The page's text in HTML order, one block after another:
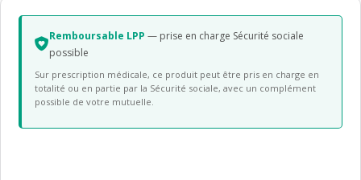
Remboursable LPP — prise en charge Sécurité sociale
possible
Sur prescription médicale, ce produit peut être pris en charge en
totalité ou en partie par la Sécurité sociale, avec un complément
possible de votre mutuelle.